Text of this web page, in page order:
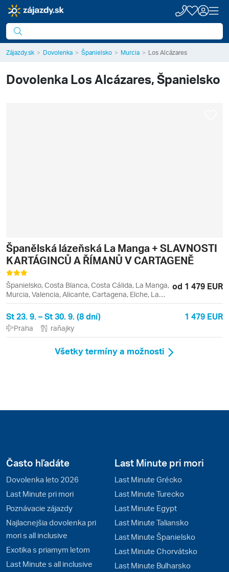
Zájazdy.sk Dovolenka Španielsko Murcia Los Alcázares
Dovolenka Los Alcázares, Španielsko
Španělská lázeňská La Manga + SLAVNOSTI
KARTÁGINCŮ A ŘÍMANŮ V CARTAGENĚ
Španielsko, Costa Blanca, Costa Cálida, La Manga,
Murcia, Valencia, Alicante, Cartagena, Elche, La
Manga del Mar Menor, Los Alcázares, Mar Menor,
San Pedro del Pinatar
od 1 479 EUR
St 23. 9. – St 30. 9. (8 dní) 1 479 EUR
Praha raňajky
Všetky termíny a možnosti
Často hľadáte
Dovolenka leto 2026
Last Minute pri mori
Poznávacie zájazdy
Najlacnejšia dovolenka pri
mori s all inclusive
Exotika s priamym letom
Last Minute s all inclusive
Last Minute pri mori
Last Minute Grécko
Last Minute Turecko
Last Minute Egypt
Last Minute Taliansko
Last Minute Španielsko
Last Minute Chorvátsko
Last Minute Bulharsko